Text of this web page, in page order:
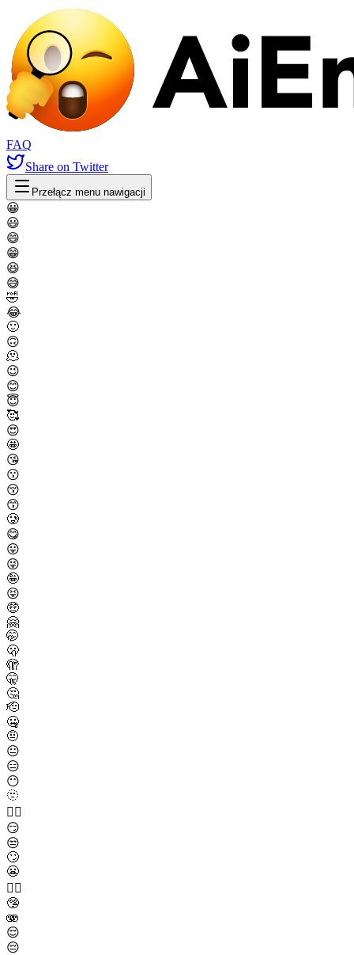
FAQ
Share on Twitter
Przełącz menu nawigacji
😀
😃
😄
😁
😆
😅
🤣
😂
🙂
🙃
🫠
😉
😊
😇
🥰
😍
🤩
😘
😗
😚
😙
🥲
😋
😛
😜
🤪
😝
🤑
🤗
🤭
🫢
🫣
🤫
🤔
🫡
🤐
🤨
😐
😑
😶
🫥
😶‍🌫️
😏
😒
🙄
😬
😮‍💨
🤥
🫨
😌
😔